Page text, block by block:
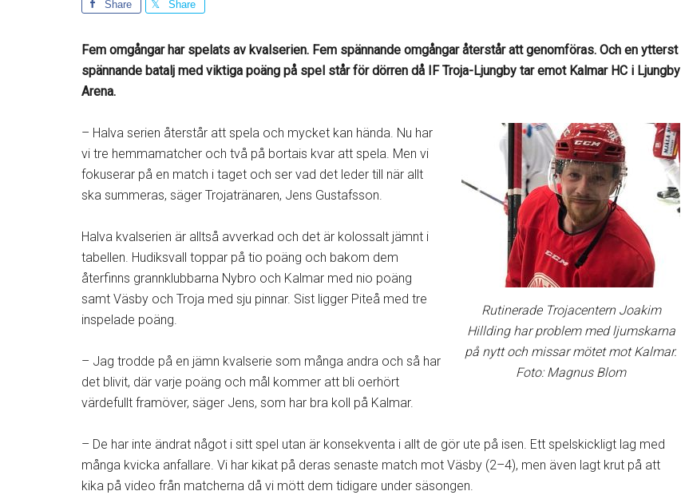
Share Share
Fem omgångar har spelats av kvalserien. Fem spännande omgångar återstår att genomföras. Och en ytterst
spännande batalj med viktiga poäng på spel står för dörren då IF Troja-Ljungby tar emot Kalmar HC i Ljungby
Arena.
Rutinerade Trojacentern Joakim
Hillding har problem med ljumskarna
på nytt och missar mötet mot Kalmar.
Foto: Magnus Blom
– Halva serien återstår att spela och mycket kan hända. Nu har
vi tre hemmamatcher och två på bortais kvar att spela. Men vi
fokuserar på en match i taget och ser vad det leder till när allt
ska summeras, säger Trojatränaren, Jens Gustafsson.
Halva kvalserien är alltså avverkad och det är kolossalt jämnt i
tabellen. Hudiksvall toppar på tio poäng och bakom dem
återfinns grannklubbarna Nybro och Kalmar med nio poäng
samt Väsby och Troja med sju pinnar. Sist ligger Piteå med tre
inspelade poäng.
– Jag trodde på en jämn kvalserie som många andra och så har
det blivit, där varje poäng och mål kommer att bli oerhört
värdefullt framöver, säger Jens, som har bra koll på Kalmar.
– De har inte ändrat något i sitt spel utan är konsekventa i allt de gör ute på isen. Ett spelskickligt lag med
många kvicka anfallare. Vi har kikat på deras senaste match mot Väsby (2–4), men även lagt krut på att
kika på video från matcherna då vi mött dem tidigare under säsongen.